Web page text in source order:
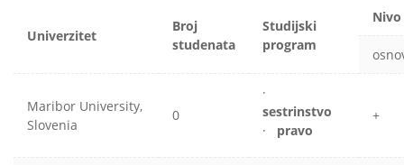
Univerzitet
Broj
studenata
Studijski
program
Maribor University,
Slovenia
0
·
sestrinstvo
· pravo
+